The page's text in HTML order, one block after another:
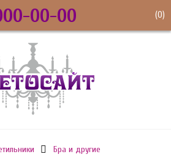
00-00 (0)
Бра и другие